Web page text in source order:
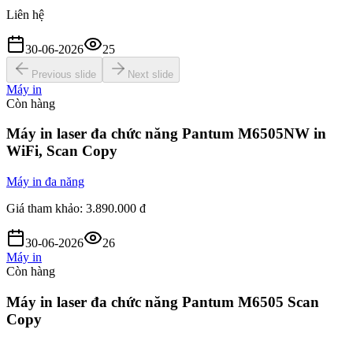
Liên hệ
30-06-2026 25
Previous slide Next slide
Máy in
Còn hàng
Máy in laser đa chức năng Pantum M6505NW in
WiFi, Scan Copy
Máy in đa năng
Giá tham khảo: 3.890.000 đ
30-06-2026
26
Máy in
Còn hàng
Máy in laser đa chức năng Pantum M6505 Scan
Copy